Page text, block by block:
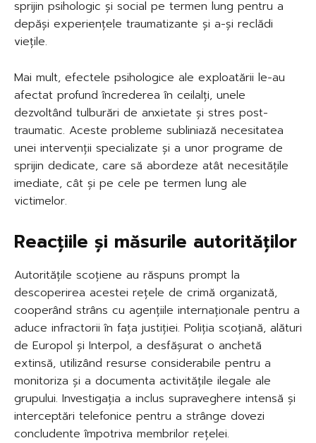
sprijin psihologic și social pe termen lung pentru a
depăși experiențele traumatizante și a-și reclădi
viețile.
Mai mult, efectele psihologice ale exploatării le-au
afectat profund încrederea în ceilalți, unele
dezvoltând tulburări de anxietate și stres post-
traumatic. Aceste probleme subliniază necesitatea
unei intervenții specializate și a unor programe de
sprijin dedicate, care să abordeze atât necesitățile
imediate, cât și pe cele pe termen lung ale
victimelor.
Reacțiile și măsurile autorităților
Autoritățile scoțiene au răspuns prompt la
descoperirea acestei rețele de crimă organizată,
cooperând strâns cu agențiile internaționale pentru a
aduce infractorii în fața justiției. Poliția scoțiană, alături
de Europol și Interpol, a desfășurat o anchetă
extinsă, utilizând resurse considerabile pentru a
monitoriza și a documenta activitățile ilegale ale
grupului. Investigația a inclus supraveghere intensă și
interceptări telefonice pentru a strânge dovezi
concludente împotriva membrilor rețelei.